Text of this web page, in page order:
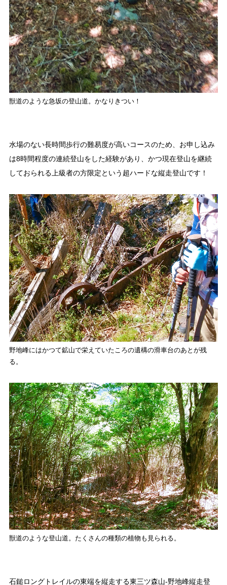
メディア掲載情報 運営者情報
サイトポリシー お問い合わせ
獣道のような急坂の登山道。かなりきつい！
水場のない長時間歩行の難易度が高いコースのため、お申し込み
は8時間程度の連続登山をした経験があり、かつ現在登山を継続
しておられる上級者の方限定という超ハードな縦走登山です！
野地峰にはかつて鉱山で栄えていたころの遺構の滑車台のあとが残
る。
獣道のような登山道。たくさんの種類の植物も見られる。
石鎚ロングトレイルの東端を縦走する東三ツ森山‐野地峰縦走登